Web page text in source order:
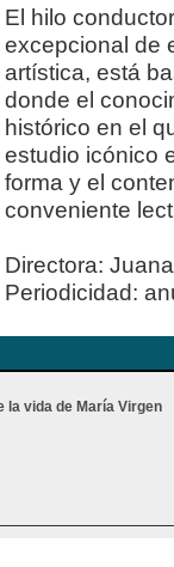
El hilo
excepcional de
artística, está
donde el
histórico en el
estudio icónico
forma y el
conveniente
Directora:
Periodicidad:
la vida de María Virgen